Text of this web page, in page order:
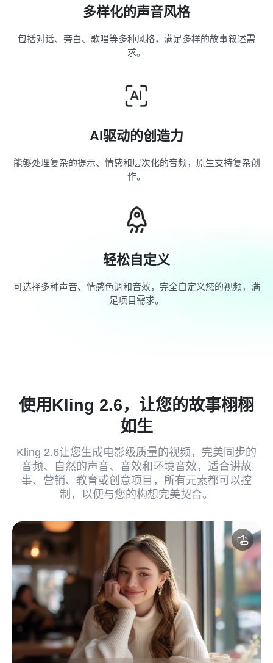
多样化的声音风格
包括对话、旁白、歌唱等多种风格，满足多样的故事叙述需
求。
AI驱动的创造力
能够处理复杂的提示、情感和层次化的音频，原生支持复杂创
作。
轻松自定义
可选择多种声音、情感色调和音效，完全自定义您的视频，满
足项目需求。
使用Kling 2.6，让您的故事栩栩
如生
Kling 2.6让您生成电影级质量的视频，完美同步的
音频、自然的声音、音效和环境音效，适合讲故
事、营销、教育或创意项目，所有元素都可以控
制，以便与您的构想完美契合。